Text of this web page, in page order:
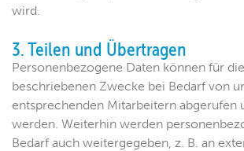
wird.
3. Teilen und Übertragen
Personenbezogene Daten können für
beschriebenen Zwecke bei Bedarf von
entsprechenden Mitarbeitern abgerufen
werden. Weiterhin werden
Bedarf auch weitergegeben, z. B. an